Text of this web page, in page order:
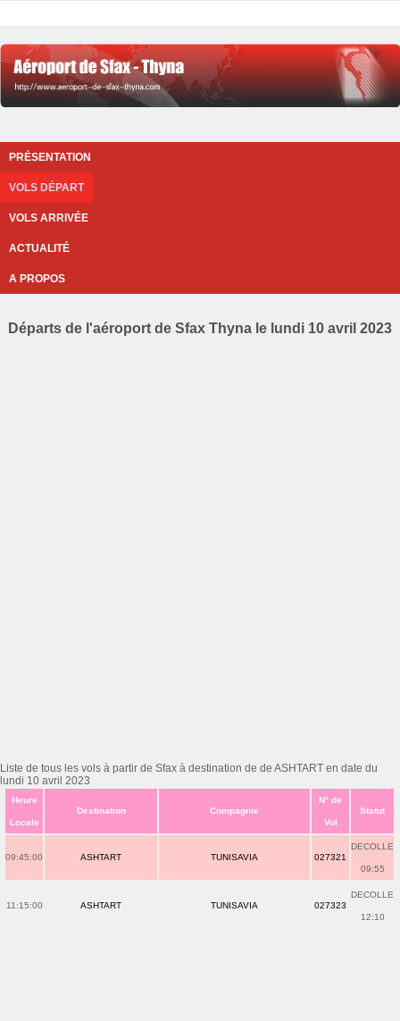
PRÉSENTATION
VOLS DÉPART
VOLS ARRIVÉE
ACTUALITÉ
A PROPOS
Départs de l'aéroport de Sfax Thyna le lundi 10 avril 2023
Liste de tous les vols à partir de Sfax à destination de de ASHTART en date du
lundi 10 avril 2023
Heure
Locale
Destination Compagnie
N° de
Vol
Statut
09:45:00 ASHTART TUNISAVIA 027321
DECOLLE
09:55
11:15:00 ASHTART TUNISAVIA 027323
DECOLLE
12:10